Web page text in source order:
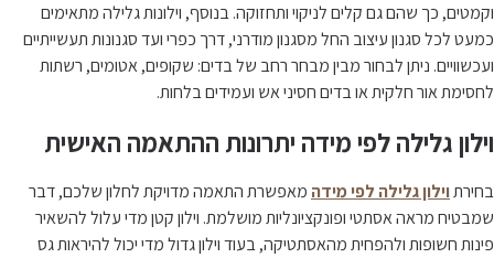
וקמטים, כך שהם גם קלים לניקוי ותחזוקה. בנוסף, וילונות גלילה מתאימים
כמעט לכל סגנון עיצוב החל מסגנון מודרני, דרך כפרי ועד סגנונות תעשייתיים
ועכשוויים. ניתן לבחור מבין מבחר רחב של בדים: שקופים, אטומים, רשתות
לחסימת אור חלקית או בדים חסיני אש ועמידים בלחות.
וילון גלילה לפי מידה יתרונות ההתאמה האישית
בחירתוילון גלילה לפי מידה מאפשרת התאמה מדויקת לחלון שלכם, דבר
שמבטיח מראה אסתטי ופונקציונליות מושלמת. וילון קטן מדי עלול להשאיר
פינות חשופות ולהפחית מהאסתטיקה, בעוד וילון גדול מדי יכול להיראות גס